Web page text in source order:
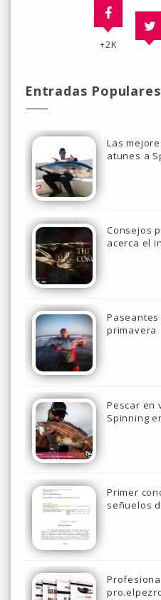
+2K
Entradas Populares
Las
atunes a
Consejos
acerca el
primavera
Pescar en
Spinning
Primer
señuelos